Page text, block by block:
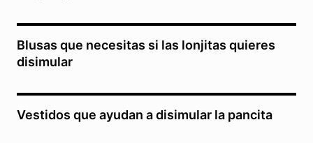
Blusas que necesitas si las lonjitas quieres
disimular
Vestidos que ayudan a disimular la pancita